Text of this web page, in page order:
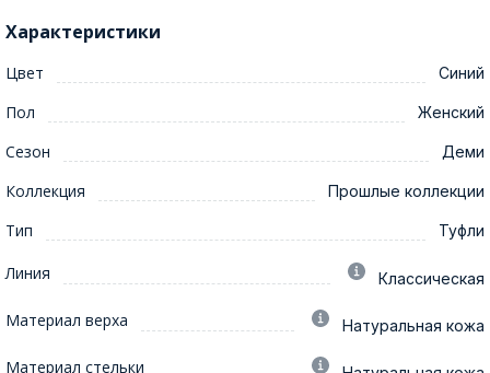
Характеристики
Цвет Синий
Пол Женский
Сезон Деми
Коллекция Прошлые коллекции
Тип Туфли
Линия Классическая
Материал верха Натуральная кожа
Материал стельки